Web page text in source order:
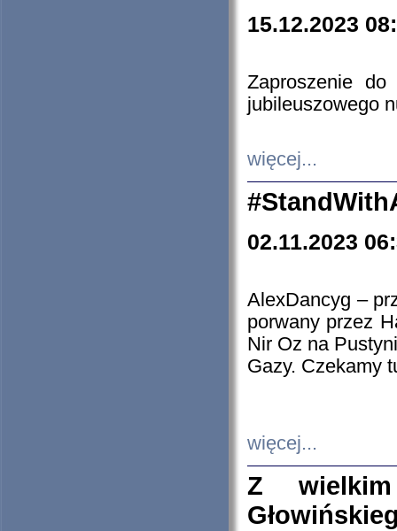
15.12.2023
Zaproszenie do
jubileuszowego
więcej...
02.11.2023
AlexDancyg –
porwany przez
Nir Oz na
Gazy. Czekamy
więcej...
Z